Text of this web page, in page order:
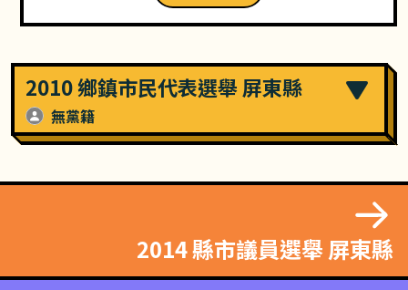
2010 鄉鎮市民代表選舉 屏東縣
無黨籍
2014 縣市議員選舉 屏東縣